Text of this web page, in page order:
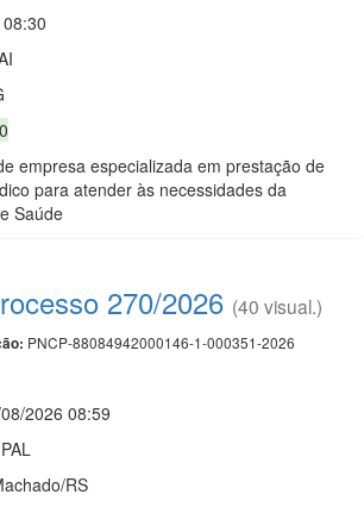
empresa especializada em prestação de
para atender às necessidades da
Saúde
270/2026 (40 visual.)
PNCP-88084942000146-1-000351-2026
2026 08:59
RS